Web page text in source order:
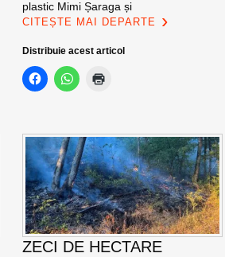
plastic Mimi Șaraga și
CITEȘTE MAI DEPARTE
Distribuie acest articol
ZECI DE HECTARE